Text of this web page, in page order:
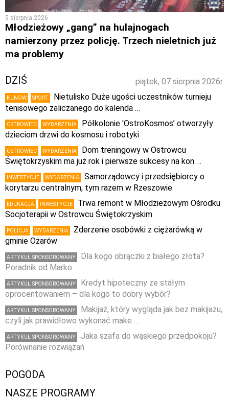
5 sierpnia 2026
Młodzieżowy „gang” na hulajnogach
namierzony przez policję. Trzech nieletnich już
ma problemy
piątek, 07 sierpnia 2026r.
DZIŚ
KUNÓW SPORT
Nietulisko Duże ugości uczestników turnieju
tenisowego zaliczanego do kalenda …
OSTROWIEC WYDARZENIA
Półkolonie 'OstroKosmos’ otworzyły
dzieciom drzwi do kosmosu i robotyki
OSTROWIEC WYDARZENIA
Dom treningowy w Ostrowcu
Świętokrzyskim ma już rok i pierwsze sukcesy na kon …
INWESTYCJE WYDARZENIA
Samorządowcy i przedsiębiorcy o
korytarzu centralnym, tym razem w Rzeszowie
EDUKACJA INWESTYCJE
Trwa remont w Młodzieżowym Ośrodku
Socjoterapii w Ostrowcu Świętokrzyskim
POLICJA WYDARZENIA
Zderzenie osobówki z ciężarówką w
gminie Ożarów
ARTYKUŁ SPONSOROWANY
Dla kogo obrączki z białego złota?
Poradnik od Marko
ARTYKUŁ SPONSOROWANY
Kredyt hipoteczny ze stałym
oprocentowaniem – dla kogo to dobry wybór?
ARTYKUŁ SPONSOROWANY
Makijaż, który wygląda jak bez makijażu,
czyli jak prawidłowo wykonać make …
ARTYKUŁ SPONSOROWANY
Jaka szafa do wąskiego przedpokoju?
Porównanie rozwiązań
POGODA
NASZE PROGRAMY